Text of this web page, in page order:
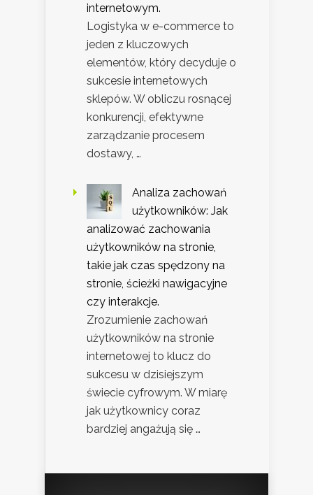
internetowym.
Logistyka w e-commerce to
jeden z kluczowych
elementów, który decyduje o
sukcesie internetowych
sklepów. W obliczu rosnącej
konkurencji, efektywne
zarządzanie procesem
dostawy, …
Analiza zachowań
użytkowników: Jak
analizować zachowania
użytkowników na stronie,
takie jak czas spędzony na
stronie, ścieżki nawigacyjne
czy interakcje.
Zrozumienie zachowań
użytkowników na stronie
internetowej to klucz do
sukcesu w dzisiejszym
świecie cyfrowym. W miarę
jak użytkownicy coraz
bardziej angażują się …